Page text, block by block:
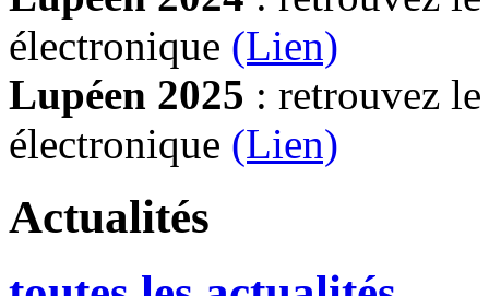
électronique (Lien)
Lupéen 2025 : retrouvez
électronique (Lien)
Actualités